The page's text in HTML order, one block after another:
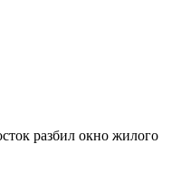
разбил окно жилого